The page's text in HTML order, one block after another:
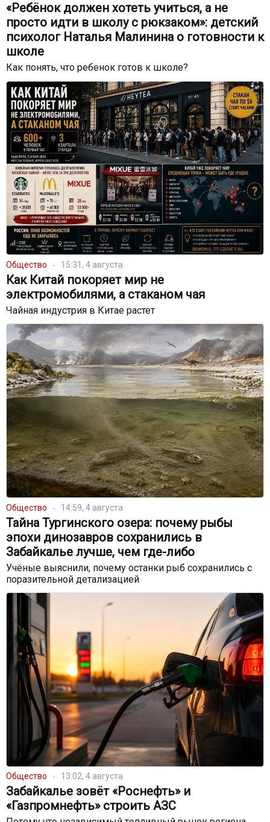
«Ребёнок должен хотеть учиться, а не
просто идти в школу с рюкзаком»: детский
психолог Наталья Малинина о готовности к
школе
Как понять, что ребенок готов к школе?
Общество 15:31, 4 августа
Как Китай покоряет мир не
электромобилями, а стаканом чая
Чайная индустрия в Китае растет
Общество 14:59, 4 августа
Тайна Тургинского озера: почему рыбы
эпохи динозавров сохранились в
Забайкалье лучше, чем где-либо
Учёные выяснили, почему останки рыб сохранились с
поразительной детализацией
Общество 13:02, 4 августа
Забайкалье зовёт «Роснефть» и
«Газпромнефть» строить АЗС